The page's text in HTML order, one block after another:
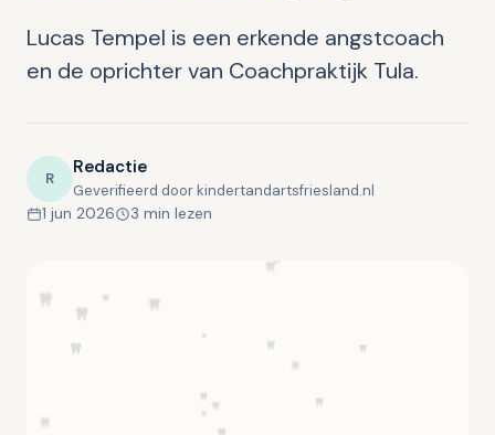
Lucas Tempel is een erkende angstcoach
en de oprichter van Coachpraktijk Tula.
R Redactie
Geverifieerd door kindertandartsfriesland.nl
1 jun 2026 3 min lezen